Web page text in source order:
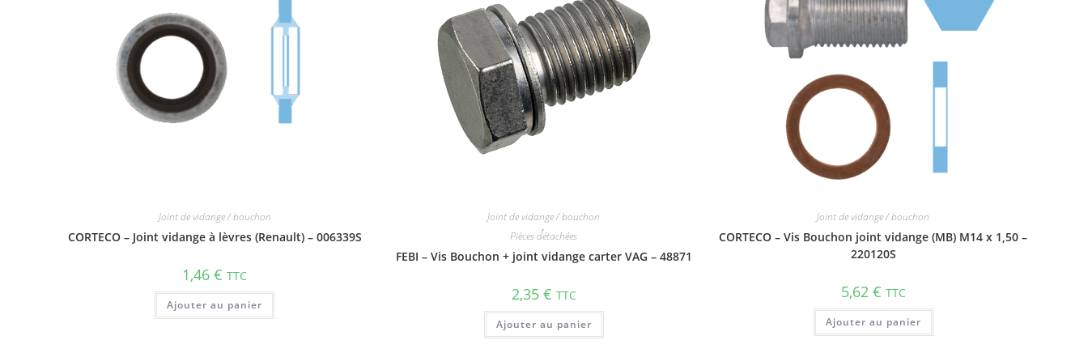
Joint de vidange / bouchon
CORTECO – Joint vidange à lèvres (Renault) – 006339S
1,46€ TTC
Ajouter au panier
Joint de vidange / bouchon
,
Pièces détachées
FEBI – Vis Bouchon + joint vidange carter VAG – 48871
2,35 € TTC
Ajouter au panier
Joint de vidange / bouchon
CORTECO – Vis Bouchon joint vidange (MB) M14 x 1,50 –
220120S
5,62 € TTC
Ajouter au panier